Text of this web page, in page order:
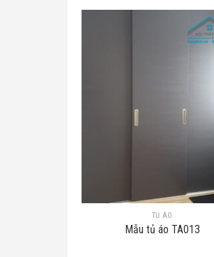
TỦ ÁO
Mẫu tủ áo TA013